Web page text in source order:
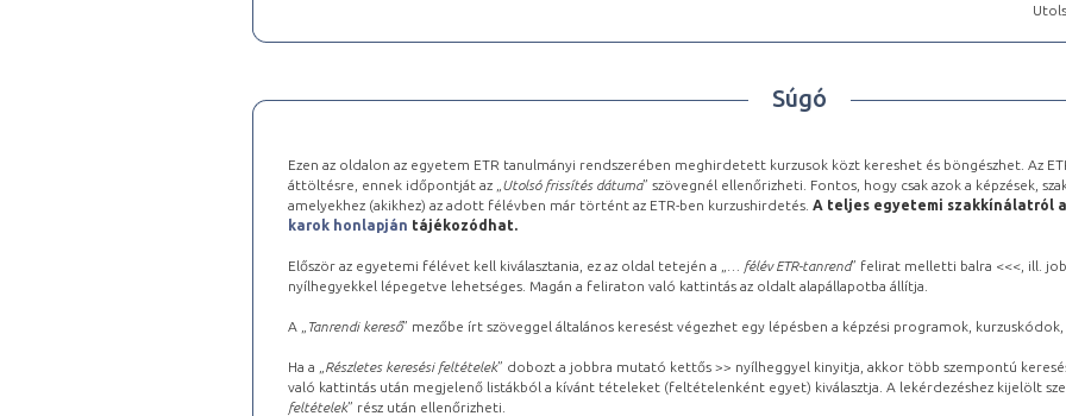
Súgó
Ezen az oldalon az egyetem ETR tanulmányi rendszerében meghirdetett kurzusok közt kereshet és böngészhet. Az
áttöltésre, ennek időpontját az „ Utolsó frissítés dátuma” szövegnél ellenőrizheti. Fontos, hogy csak azok a képzések,
amelyekhez (akikhez) az adott félévben már történt az ETR-ben kurzushirdetés. A teljes egyetemi szakkínálatról a
karok honlapján tájékozódhat.
Először az egyetemi félévet kell kiválasztania, ez az oldal tetején a „ … félév ETR-tanrend” felirat melletti balra <<<, ill.
nyílhegyekkel lépegetve lehetséges. Magán a feliraton való kattintás az oldalt alapállapotba állítja.
A „ Tanrendi kereső” mezőbe írt szöveggel általános keresést végezhet egy lépésben a képzési programok,
Ha a „ Részletes keresési feltételek” dobozt a jobbra mutató kettős >> nyílheggyel kinyitja, akkor több szempontú
való kattintás után megjelenő listákból a kívánt tételeket (feltételenként egyet) kiválasztja. A lekérdezéshez kijelölt
feltételek” rész után ellenőrizheti.